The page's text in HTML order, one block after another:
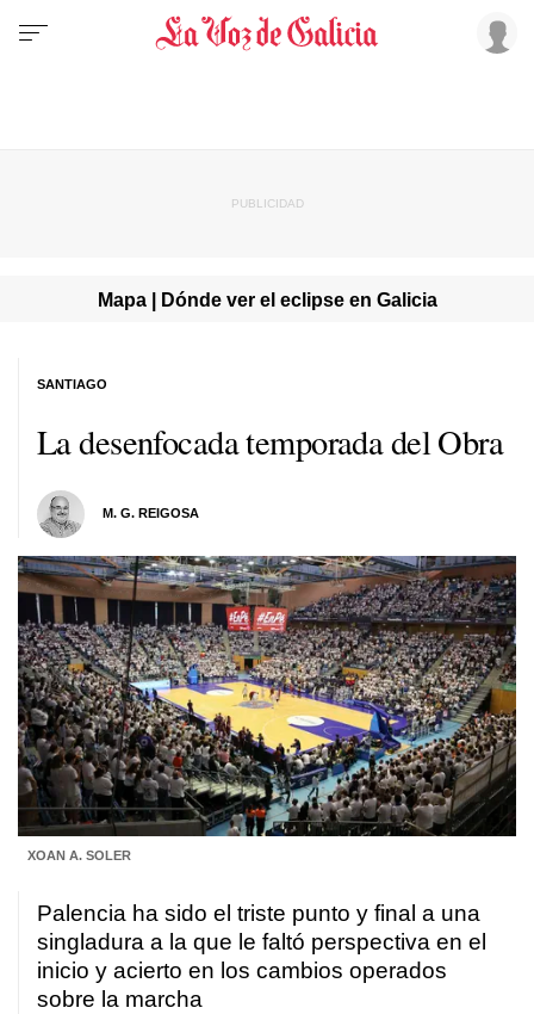
Mapa | Dónde ver el eclipse en Galicia
La desenfocada temporada del Obra
M. G. REIGOSA
SANTIAGO
XOAN A. SOLER
Palencia ha sido el triste punto y final a una
singladura a la que le faltó perspectiva en el
inicio y acierto en los cambios operados
sobre la marcha